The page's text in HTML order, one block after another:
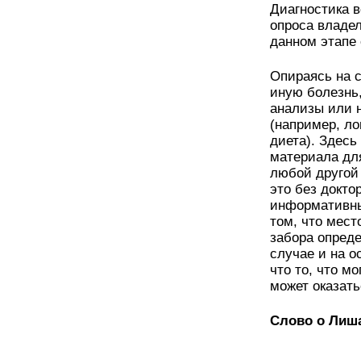
Диагностика
опроса
данном этапе
Опираясь на
иную
анализы или
(например,
диета). Здесь
материала
любой другой
это без
том, что
забора
случае и на
что то, что
может
Слово о